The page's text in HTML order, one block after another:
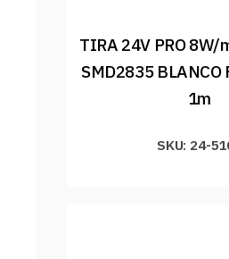
TIRA 24V PRO 8W/
SMD2835 BLANCO
1m
SKU: 24-